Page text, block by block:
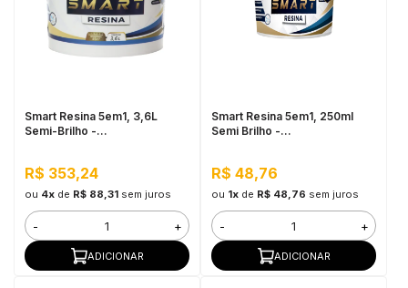
Smart Resina 5em1, 3,6L
Semi-Brilho -
Água
R$ 353,24
ou 4xde R$ 88,31 sem juros
- +
ADICIONAR
Smart Resina 5em1, 250ml
Semi Brilho -
Água
R$ 48,76
ou 1xde R$ 48,76 sem juros
- +
ADICIONAR